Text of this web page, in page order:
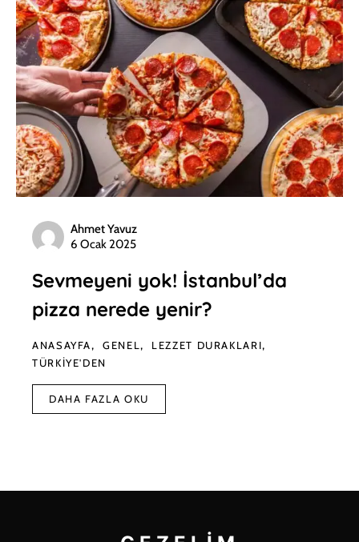
Ahmet Yavuz
6 Ocak 2025
Sevmeyeni yok! İstanbul’da
pizza nerede yenir?
ANASAYFA GENEL
LEZZET DURAKLARI
TÜRKIYE'DEN
DAHA FAZLA OKU